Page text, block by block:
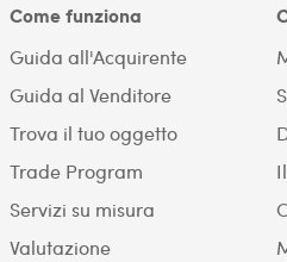
Come funziona
Guida all'Acquirente
Guida al Venditore
Trova il tuo oggetto
Trade Program
Servizi su misura
Valutazione